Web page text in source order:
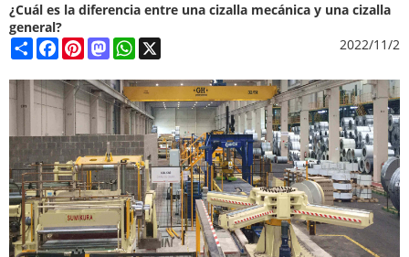
¿Cuál es la diferencia entre una cizalla mecánica y una cizalla
general?
ShareFacebook
PinterestMastodonWhatsApp 2022/11/2